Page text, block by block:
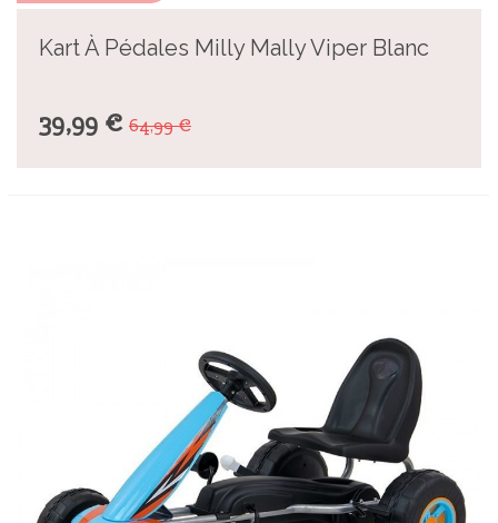
Kart À Pédales Milly Mally Viper Blanc
39,99 € 64,99 €